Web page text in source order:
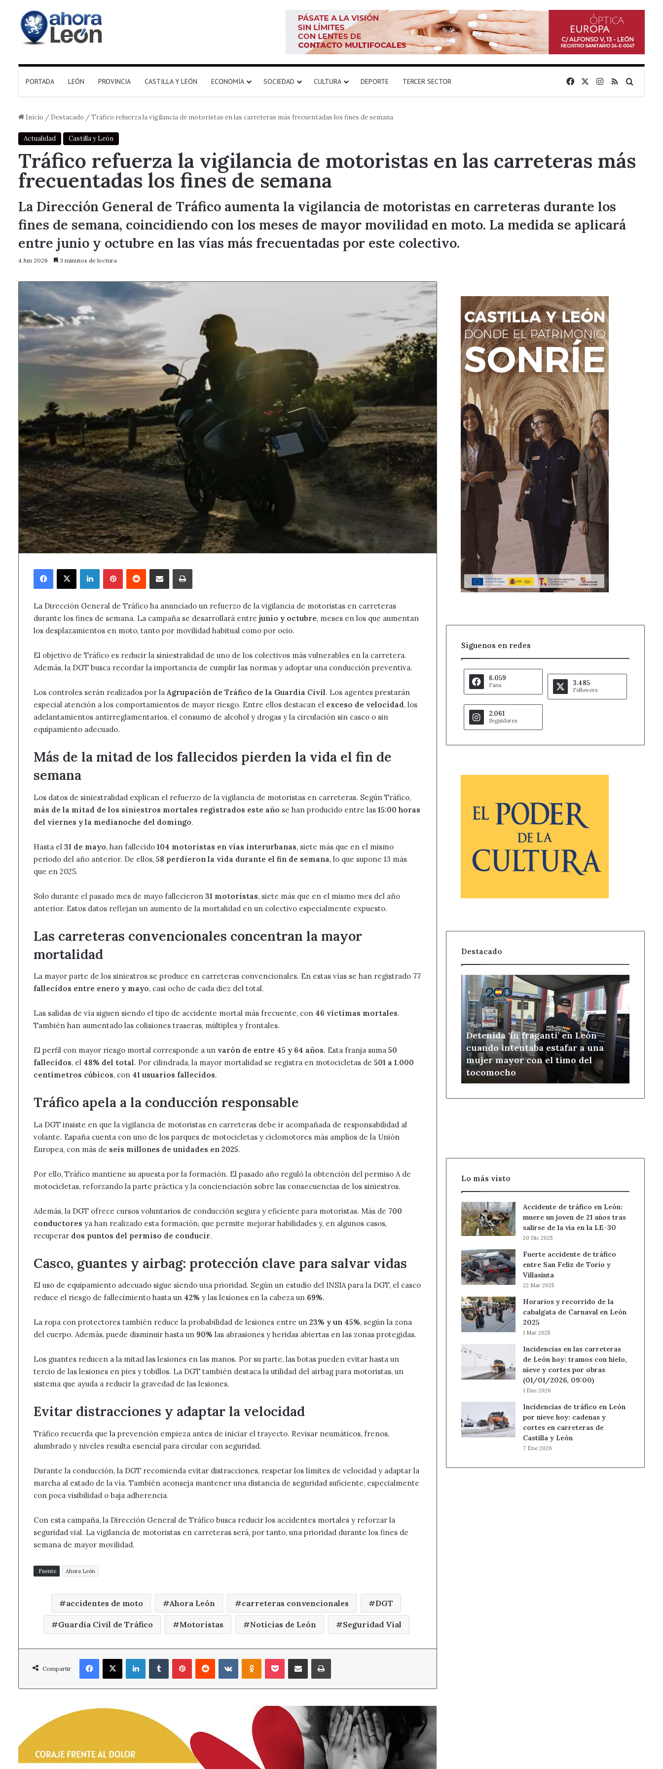
PORTADA LEÓN PROVINCIA CASTILLA Y LEÓN ECONOMÍA SOCIEDAD CULTURA DEPORTE TERCER SECTOR FacebookInstagram
RSS
Inicio / Destacado /Tráfico refuerza la vigilancia de motoristas en las carreteras más frecuentadas los fines de semana
Actualidad Castilla y León
Tráfico refuerza la vigilancia de motoristas en las carreteras más
frecuentadas los fines de semana
La Dirección General de Tráfico aumenta la vigilancia de motoristas en carreteras durante los
fines de semana, coincidiendo con los meses de mayor movilidad en moto. La medida se aplicará
entre junio y octubre en las vías más frecuentadas por este colectivo.
4 Jun 2026 3 minutos de lectura
Facebook
X LinkedInPinterestReddit Compartir por correo electrónicoImprimir
La Dirección General de Tráfico ha anunciado un refuerzo de la vigilancia de motoristas en carreteras
durante los fines de semana. La campaña se desarrollará entre junio y octubre, meses en los que aumentan
los desplazamientos en moto, tanto por movilidad habitual como por ocio.
El objetivo de Tráfico es reducir la siniestralidad de uno de los colectivos más vulnerables en la carretera.
Además, la DGT busca recordar la importancia de cumplir las normas y adoptar una conducción preventiva.
Los controles serán realizados por la Agrupación de Tráfico de la Guardia Civil. Los agentes prestarán
especial atención a los comportamientos de mayor riesgo. Entre ellos destacan el exceso de velocidad, los
adelantamientos antirreglamentarios, el consumo de alcohol y drogas y la circulación sin casco o sin
equipamiento adecuado.
Más de la mitad de los fallecidos pierden la vida el fin de
semana
Los datos de siniestralidad explican el refuerzo de la vigilancia de motoristas en carreteras. Según Tráfico,
más de la mitad de los siniestros mortales registrados este año se han producido entre las 15:00 horas
del viernes y la medianoche del domingo.
Hasta el 31 de mayo, han fallecido 104 motoristas en vías interurbanas, siete más que en el mismo
periodo del año anterior. De ellos, 58 perdieron la vida durante el fin de semana, lo que supone 13 más
que en 2025.
Solo durante el pasado mes de mayo fallecieron 31 motoristas, siete más que en el mismo mes del año
anterior. Estos datos reflejan un aumento de la mortalidad en un colectivo especialmente expuesto.
Las carreteras convencionales concentran la mayor
mortalidad
La mayor parte de los siniestros se produce en carreteras convencionales. En estas vías se han registrado 77
fallecidos entre enero y mayo, casi ocho de cada diez del total.
Las salidas de vía siguen siendo el tipo de accidente mortal más frecuente, con 46 víctimas mortales.
También han aumentado las colisiones traseras, múltiples y frontales.
El perfil con mayor riesgo mortal corresponde a un varón de entre 45 y 64 años. Esta franja suma 50
fallecidos, el 48% del total. Por cilindrada, la mayor mortalidad se registra en motocicletas de 501 a 1.000
centímetros cúbicos, con 41 usuarios fallecidos.
Tráfico apela a la conducción responsable
La DGT insiste en que la vigilancia de motoristas en carreteras debe ir acompañada de responsabilidad al
volante. España cuenta con uno de los parques de motocicletas y ciclomotores más amplios de la Unión
Europea, con más de seis millones de unidades en 2025.
Por ello, Tráfico mantiene su apuesta por la formación. El pasado año reguló la obtención del permiso A de
motocicletas, reforzando la parte práctica y la concienciación sobre las consecuencias de los siniestros.
Además, la DGT ofrece cursos voluntarios de conducción segura y eficiente para motoristas. Más de 700
conductores ya han realizado esta formación, que permite mejorar habilidades y, en algunos casos,
recuperar dos puntos del permiso de conducir.
Casco, guantes y airbag: protección clave para salvar vidas
El uso de equipamiento adecuado sigue siendo una prioridad. Según un estudio del INSIA para la DGT, el casco
reduce el riesgo de fallecimiento hasta un 42% y las lesiones en la cabeza un 69%.
La ropa con protectores también reduce la probabilidad de lesiones entre un 23% y un 45%, según la zona
del cuerpo. Además, puede disminuir hasta un 90% las abrasiones y heridas abiertas en las zonas protegidas.
Los guantes reducen a la mitad las lesiones en las manos. Por su parte, las botas pueden evitar hasta un
tercio de las lesiones en pies y tobillos. La DGT también destaca la utilidad del airbag para motoristas, un
sistema que ayuda a reducir la gravedad de las lesiones.
Evitar distracciones y adaptar la velocidad
Tráfico recuerda que la prevención empieza antes de iniciar el trayecto. Revisar neumáticos, frenos,
alumbrado y niveles resulta esencial para circular con seguridad.
Durante la conducción, la DGT recomienda evitar distracciones, respetar los límites de velocidad y adaptar la
marcha al estado de la vía. También aconseja mantener una distancia de seguridad suficiente, especialmente
con poca visibilidad o baja adherencia.
Con esta campaña, la Dirección General de Tráfico busca reducir los accidentes mortales y reforzar la
seguridad vial. La vigilancia de motoristas en carreteras será, por tanto, una prioridad durante los fines de
semana de mayor movilidad.
Fuente Ahora León
accidentes de moto Ahora León carreteras convencionales DGT
Guardia Civil de Tráfico Motoristas Noticias de León Seguridad Vial
Compartir
Facebook
X LinkedInTumblrPinterestReddit VKontakteOdnoklassniki
PocketCompartir por correo electrónicoImprimir
Síguenos en redes
6.059
Fans 3.485
Followers
2.061
Seguidores
Destacado
Detenida
‘in
fraganti’
León
cuando
intentaba
estafar
a
una
mujer
7 Ago 2026
Detenida ‘in fraganti’ en León
cuando intentaba estafar a una
mujer mayor con el timo del
tocomocho
Lo más visto
Accidente de tráfico en León:
muere un joven de 21 años tras
salirse de la vía en la LE-30
20 Dic 2025
Fuerte accidente de tráfico
entre San Feliz de Torío y
Villasinta
22 Mar 2025
Horarios y recorrido de la
cabalgata de Carnaval en León
2025
1 Mar 2025
Incidencias en las carreteras
de León hoy: tramos con hielo,
nieve y cortes por obras
(01/01/2026, 09:00)
1 Ene 2026
Incidencias de tráfico en León
por nieve hoy: cadenas y
cortes en carreteras de
Castilla y León
7 Ene 2026